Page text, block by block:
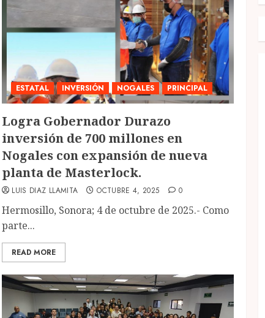
ESTATAL INVERSIÓN NOGALES PRINCIPAL
Logra Gobernador Durazo
inversión de 700 millones en
Nogales con expansión de nueva
planta de Masterlock.
LUIS DIAZ LLAMITA OCTUBRE 4, 2025 0
Hermosillo, Sonora; 4 de octubre de 2025.- Como
parte...
READ MORE